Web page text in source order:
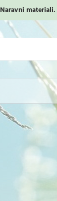
Naravni materiali.